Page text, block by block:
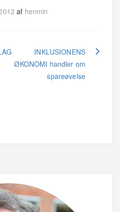
af henmin
INKLUSIONENS
ØKONOMI handler om
spareøvelse